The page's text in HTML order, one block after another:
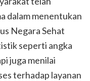
dalam menentukan
Negara Sehat
seperti angka
juga menilai
terhadap layanan